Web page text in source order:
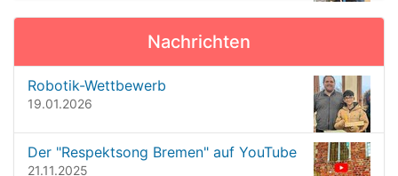
n
v
l
e
g
a
t
i
Nachrichten
Robotik-Wettbewerb
19.01.2026
Der "Respektsong Bremen" auf YouTube
21.11.2025